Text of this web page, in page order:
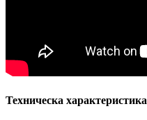
Техническа характеристика